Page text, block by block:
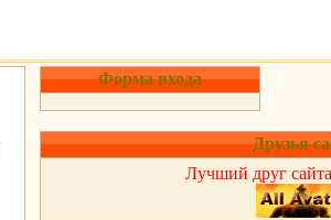
Форма входа
Друзья
Лучший друг